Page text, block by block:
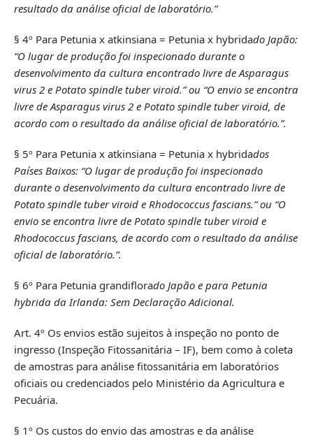
resultado da análise oficial de laboratório.”
§ 4º Para Petunia x atkinsiana = Petunia x hybridado Japão:
“O lugar de produção foi inspecionado durante o
desenvolvimento da cultura encontrado livre de Asparagus
virus 2 e Potato spindle tuber viroid.” ou “O envio se encontra
livre de Asparagus virus 2 e Potato spindle tuber viroid, de
acordo com o resultado da análise oficial de laboratório.”.
§ 5º Para Petunia x atkinsiana = Petunia x hybridados
Países Baixos: “O lugar de produção foi inspecionado
durante o desenvolvimento da cultura encontrado livre de
Potato spindle tuber viroid e Rhodococcus fascians.” ou “O
envio se encontra livre de Potato spindle tuber viroid e
Rhodococcus fascians, de acordo com o resultado da análise
oficial de laboratório.”.
§ 6º Para Petunia grandiflorado Japão e para Petunia
hybrida da Irlanda: Sem Declaração Adicional.
Art. 4º Os envios estão sujeitos à inspeção no ponto de
ingresso (Inspeção Fitossanitária – IF), bem como à coleta
de amostras para análise fitossanitária em laboratórios
oficiais ou credenciados pelo Ministério da Agricultura e
Pecuária.
§ 1º Os custos do envio das amostras e da análise